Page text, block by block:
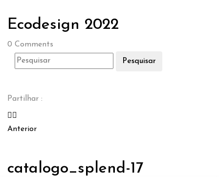
Ecodesign 2022
0 Comments
Pesquisar
Partilhar :
Anterior
catalogo_splend-17